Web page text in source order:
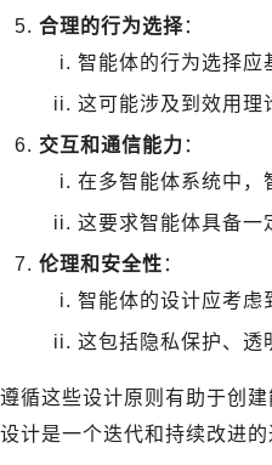
合理的行为选择：
智能体的行为选择应
这可能涉及到效用理
交互和通信能力 ：
在多智能体系统中，
这要求智能体具备一
伦理和安全性 ：
智能体的设计应考虑
这包括隐私保护、透
遵循这些设计原则有助于创
设计是一个迭代和持续改进